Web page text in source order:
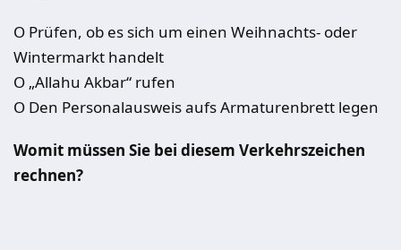
O Prüfen, ob es sich um einen Weihnachts- oder
Wintermarkt handelt
O „Allahu Akbar“ rufen
O Den Personalausweis aufs Armaturenbrett legen
Womit müssen Sie bei diesem Verkehrszeichen
rechnen?